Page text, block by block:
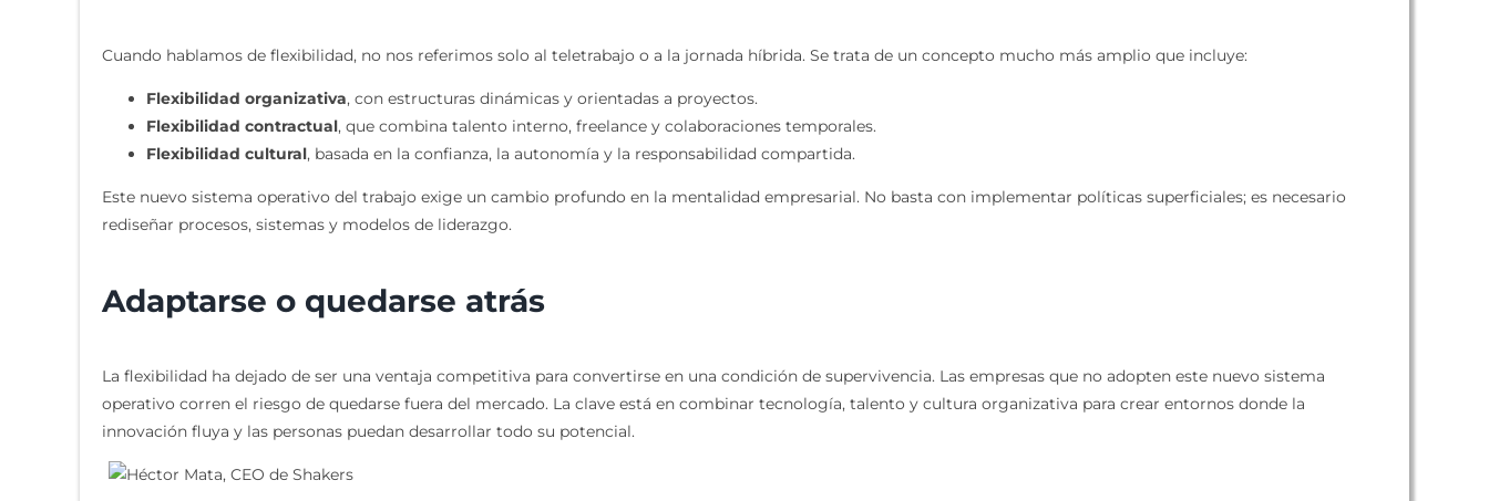
Cuando hablamos de flexibilidad, no nos referimos solo al teletrabajo o a la jornada híbrida. Se trata de un concepto mucho más amplio que incluye:
Flexibilidad organizativa, con estructuras dinámicas y orientadas a proyectos.
Flexibilidad contractual, que combina talento interno, freelance y colaboraciones temporales.
Flexibilidad cultural, basada en la confianza, la autonomía y la responsabilidad compartida.
Este nuevo sistema operativo del trabajo exige un cambio profundo en la mentalidad empresarial. No basta con implementar políticas superficiales; es necesario
rediseñar procesos, sistemas y modelos de liderazgo.
Adaptarse o quedarse atrás
La flexibilidad ha dejado de ser una ventaja competitiva para convertirse en una condición de supervivencia. Las empresas que no adopten este nuevo sistema
operativo corren el riesgo de quedarse fuera del mercado. La clave está en combinar tecnología, talento y cultura organizativa para crear entornos donde la
innovación fluya y las personas puedan desarrollar todo su potencial.